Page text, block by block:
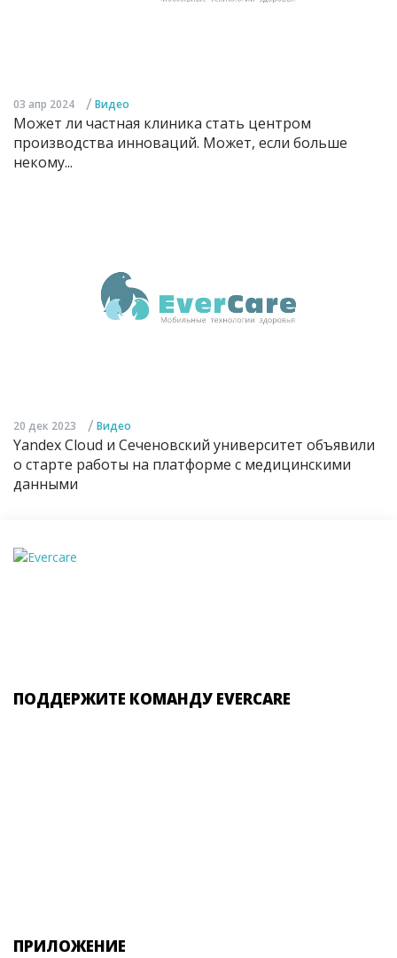
03 апр 2024 / Видео
Может ли частная клиника стать центром
производства инноваций. Может, если больше
некому...
20 дек 2023 / Видео
Yandex Cloud и Сеченовский университет объявили
о старте работы на платформе с медицинскими
данными
ПОДДЕРЖИТЕ КОМАНДУ EVERCARE
ПРИЛОЖЕНИЕ